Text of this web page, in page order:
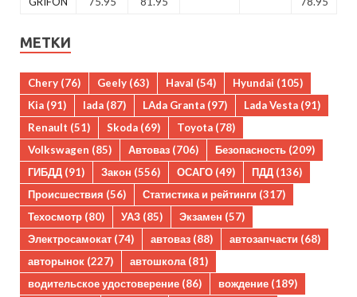
МЕТКИ
Chery (76) Geely (63) Haval (54) Hyundai (105)
Kia (91) lada (87) LAda Granta (97) Lada Vesta (91)
Renault (51) Skoda (69) Toyota (78)
Volkswagen (85) Автоваз (706) Безопасность (209)
ГИБДД (91) Закон (556) ОСАГО (49) ПДД (136)
Происшествия (56) Статистика и рейтинги (317)
Техосмотр (80) УАЗ (85) Экзамен (57)
Электросамокат (74) автоваз (88) автозапчасти (68)
авторынок (227) автошкола(81)
водительское удостоверение (86) вождение (189)